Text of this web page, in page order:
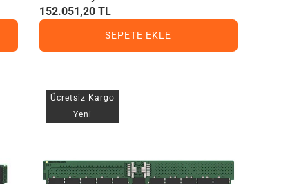
152.051,20 TL
SEPETE EKLE
Ücretsiz Kargo
Yeni